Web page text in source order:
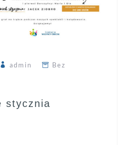
admin
Bez
stycznia